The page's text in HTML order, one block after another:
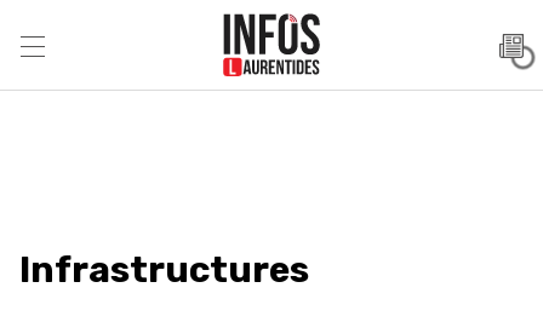
Infrastructures